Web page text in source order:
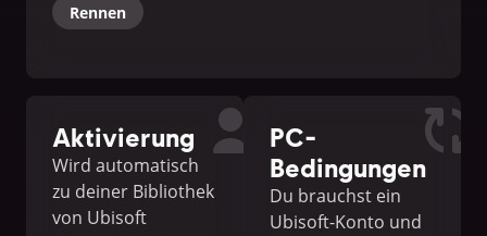
Rennen
Aktivierung
Wird automatisch
zu deiner Bibliothek
von Ubisoft
PC-
Bedingungen
Du brauchst ein
Ubisoft-Konto und